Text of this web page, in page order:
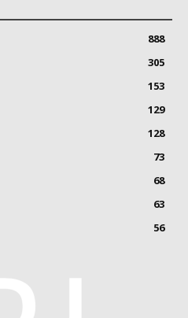
888
305
153
129
128
73
68
63
56